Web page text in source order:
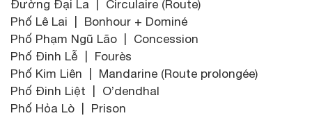
Đường Đại La | Circulaire (Route)
Phố Lê Lai | Bonhour + Dominé
Phố Phạm Ngũ Lão | Concession
Phố Đinh Lễ | Fourès
Phố Kim Liên | Mandarine (Route prolongée)
Phố Đinh Liệt | O’dendhal
Phố Hỏa Lò | Prison